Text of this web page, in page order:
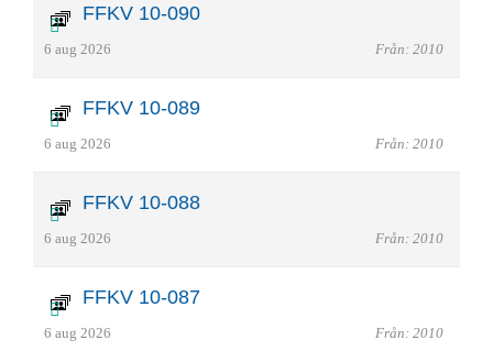
FFKV 10-090
6 aug 2026 Från: 2010
FFKV 10-089
6 aug 2026 Från: 2010
FFKV 10-088
6 aug 2026 Från: 2010
FFKV 10-087
6 aug 2026 Från: 2010